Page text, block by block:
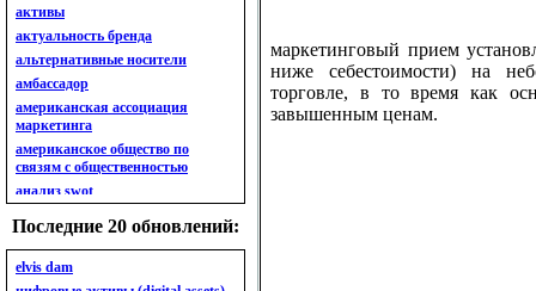
активы
актуальность бренда
альтернативные носители
амбассадор
американская ассоциация
маркетинга
американское общество по
связям с общественностью
анализ swot
анализ бизнес-портфеля
анализ имиджа
анализ кластерный
Последние 20 обновлений:
elvis dam
маркетинговый прием
ниже себестоимости) на
торговле, в то время как
завышенным ценам.